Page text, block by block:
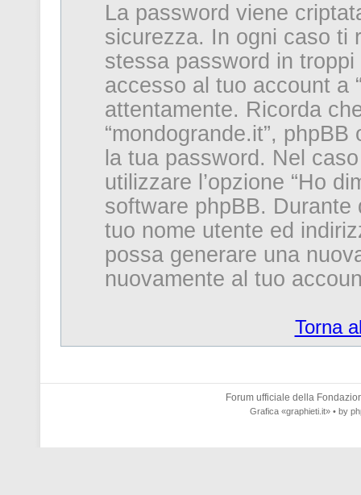
La password viene
sicurezza. In ogni caso ti
stessa password in
accesso al tuo account a
attentamente. Ricorda
“mondogrande.it”,
la tua password. Nel
utilizzare l’opzione “Ho
software phpBB.
tuo nome utente ed
possa generare una
nuovamente al tuo
Torna
Forum ufficiale della
Grafica «graphieti.it» • by